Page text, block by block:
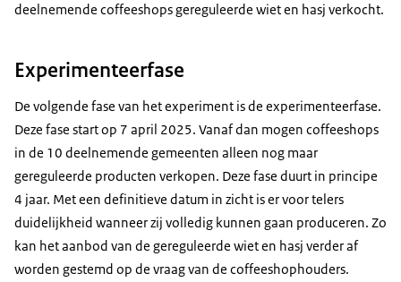
deelnemende coffeeshops gereguleerde wiet en hasj verkocht.
Experimenteerfase
De volgende fase van het experiment is de experimenteerfase.
Deze fase start op 7 april 2025. Vanaf dan mogen coffeeshops
in de 10 deelnemende gemeenten alleen nog maar
gereguleerde producten verkopen. Deze fase duurt in principe
4 jaar. Met een definitieve datum in zicht is er voor telers
duidelijkheid wanneer zij volledig kunnen gaan produceren. Zo
kan het aanbod van de gereguleerde wiet en hasj verder af
worden gestemd op de vraag van de coffeeshophouders.